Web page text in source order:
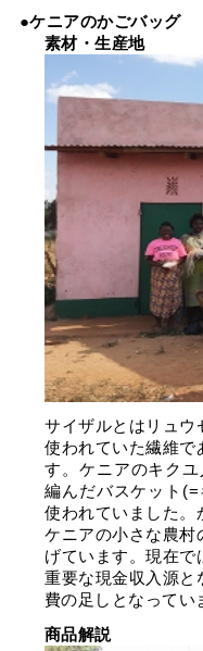
●ケニアのかごバッグ
素材・生産地
サイザルとはリュウ
使われていた繊維で
す。ケニアのキク
編んだバスケット
使われていました。
ケニアの小さな農村
げています。現在
重要な現金収入源と
費の足しとなってい
商品解説